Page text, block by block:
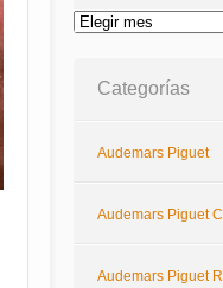
Archivos
Categorías
Audemars Piguet
Audemars Piguet
Audemars Piguet